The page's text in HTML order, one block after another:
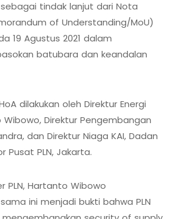
tindak lanjut dari Nota
of Understanding/MoU)
19 Agustus 2021 dalam
batubara dan keandalan
dilakukan oleh Direktur Energi
Wibowo, Direktur Pengembangan
dan Direktur Niaga KAI, Dadan
Pusat PLN, Jakarta.
PLN, Hartanto Wibowo
ini menjadi bukti bahwa PLN